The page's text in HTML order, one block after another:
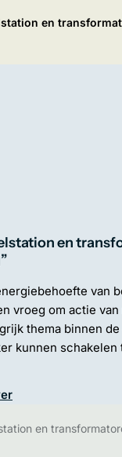
en
en
van
vroeg om actie
thema binnen
kunnen schakelen
en